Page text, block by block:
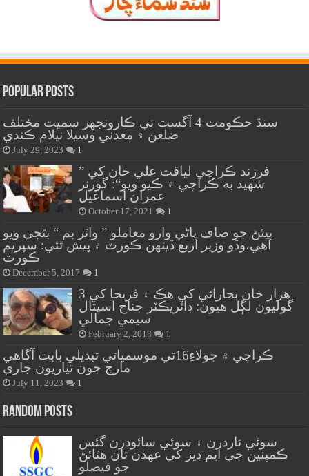
Popular Posts
سنڌ حڪومت 4 آگسٽ تي ڪارونجهر سميت مختلف
ضلعن ۾ معدني وسيلا نيلام ڪندي
July 29, 2023 1
” فرزند ڪراچي لياقت علي خان کي
شهيد به ڪراچي ۾ ڪيو ويو“: گورنر
عمران اسماعيل
October 17, 2021 1
پيئڻ جو صاف پاڻي وارو معاملو ” واٽر بم “ بڻجي ويو
آهي،وڏو وزير اربع ڏينهن ڪورٽ ۾ پيش ٿئي: سپريم
ڪورٽ
December 5, 2017 1
هزار خان بجاراڻي کي هڪ ۽ فريحا کي 3
گوليون لڳل هيون: ڊائريڪٽر جناح اسپتال
سيمي جمالي
February 2, 2018 1
ڪراچي ۾ جولاءِ16تي موسمياتي تبديلي بابت آگاهي
مارچ جون تياريون جاري
July 11, 2023 1
Random Posts
سوئي ناردرن ۽ سوئي سائودرن گئس
ڪمپنين جي ايم ڊيز کي عهدن تان هٽائڻ
جو فيصلو